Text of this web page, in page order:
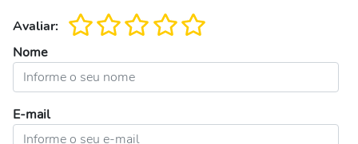
Avaliar:
Nome
E-mail